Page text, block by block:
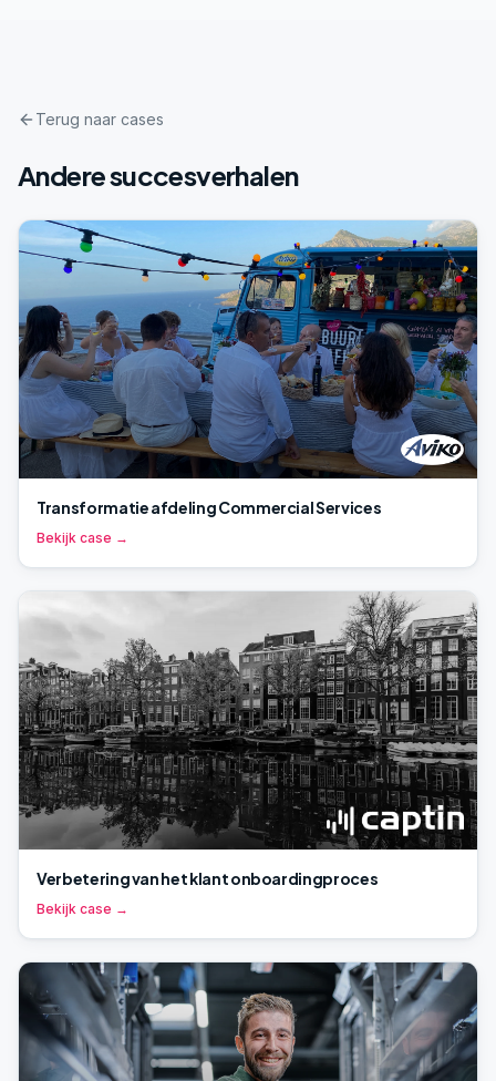
Terug naar cases
Andere succesverhalen
Transformatie afdeling Commercial Services
Bekijk case →
Verbetering van het klant onboardingproces
Bekijk case →